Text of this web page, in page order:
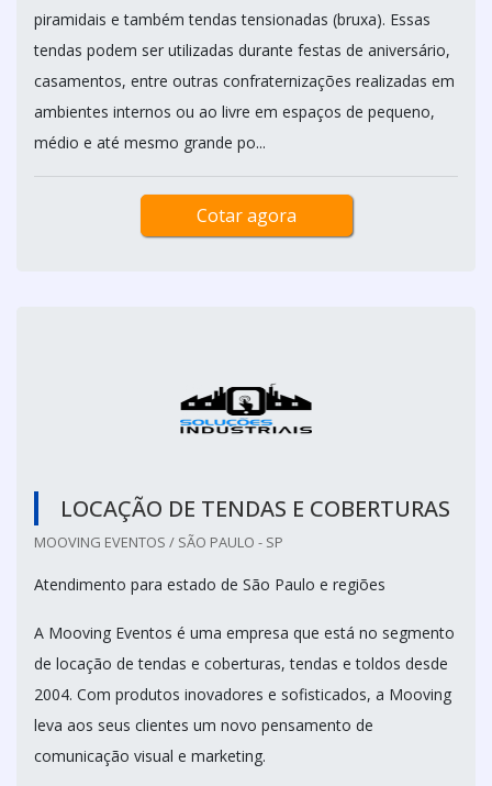
piramidais e também tendas tensionadas (bruxa). Essas
tendas podem ser utilizadas durante festas de aniversário,
casamentos, entre outras confraternizações realizadas em
ambientes internos ou ao livre em espaços de pequeno,
médio e até mesmo grande po...
Cotar agora
LOCAÇÃO DE TENDAS E COBERTURAS
MOOVING EVENTOS / SÃO PAULO - SP
Atendimento para estado de São Paulo e regiões
A Mooving Eventos é uma empresa que está no segmento
de locação de tendas e coberturas, tendas e toldos desde
2004. Com produtos inovadores e sofisticados, a Mooving
leva aos seus clientes um novo pensamento de
comunicação visual e marketing.